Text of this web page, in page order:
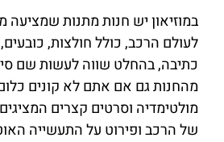
במוזיאון יש חנות מתנות שמציעה
לעולם הרכב, כולל חולצות,
כתיבה, בהחלט שווה לעשות שם
מהחנות גם אם אתם לא קונים
מולטימדיה וסרטים קצרים
של הרכב ופירוט על התעשייה